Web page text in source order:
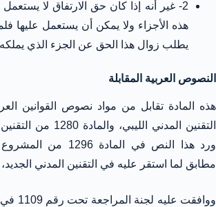
2- غير أنه إذا كان حق الارتفاق لا
هذه الأجزاء ولا يمكن أن يستعمل عليها
يطلب زوال هذا الحق عن الجزء الذي
النصوص العربية المقابلة
التقنين المدني
ورد هذا النص في
مطابق لما استقر عليه في التقنين المدني الجديد،
ووافقت